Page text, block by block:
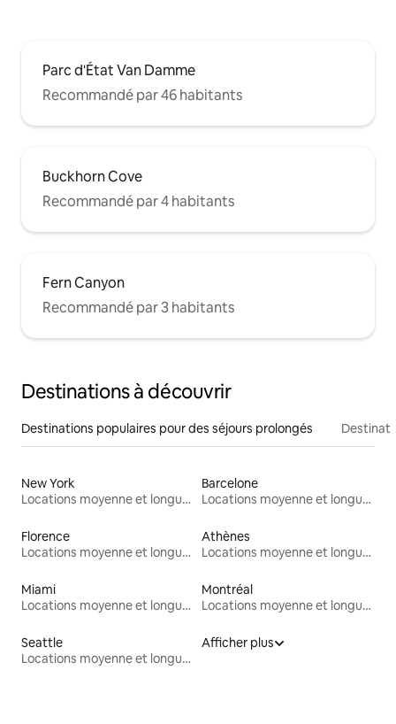
Parc d'État Van Damme
Recommandé par 46 habitants
Buckhorn Cove
Recommandé par 4 habitants
Fern Canyon
Recommandé par 3 habitants
Destinations à découvrir
Destinations populaires pour des séjours prolongés
New York
Locations moyenne et longue durée
Barcelone
Locations moyenne et longue durée
Florence
Locations moyenne et longue durée
Athènes
Locations moyenne et longue durée
Miami
Locations moyenne et longue durée
Montréal
Locations moyenne et longue durée
Seattle
Locations moyenne et longue durée
Afficher plus